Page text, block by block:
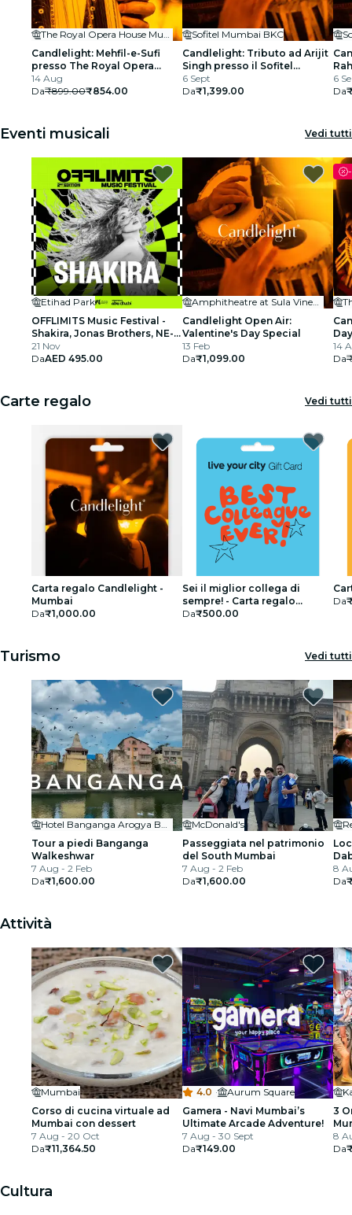
The Royal Opera House Mumbai
Candlelight: Mehfil-e-Sufi
presso The Royal Opera
House
14 Aug
Da₹899.00₹854.00
Sofitel Mumbai BKC
Candlelight: Tributo ad Arijit
Singh presso il Sofitel
Mumbai BKC
6 Sept
Da₹1,399.00
6
Da
Eventi musicali Vedi tutti
Etihad Park
OFFLIMITS Music Festival -
Shakira, Jonas Brothers, NE-
YO e altri
21 Nov
DaAED 495.00
Amphitheatre at Sula Vineyards
Candlelight Open Air:
Valentine's Day Special
13 Feb
Da₹1,099.00
-
14
Da
Carte regalo Vedi tutti
Carta regalo Candlelight -
Mumbai
Da₹1,000.00
Sei il miglior collega di
sempre! - Carta regalo
edizione speciale
Da₹500.00
Da
Turismo Vedi tutti
Hotel Banganga Arogya Bhavan
Tour a piedi Banganga
Walkeshwar
7 Aug - 2 Feb
Da₹1,600.00
McDonald's
Passeggiata nel patrimonio
del South Mumbai
7 Aug - 2 Feb
Da₹1,600.00
8
Da
Attività
Mumbai
Corso di cucina virtuale ad
Mumbai con dessert
7 Aug - 20 Oct
Da₹11,364.50
4.0 ·
Aurum Square
Gamera - Navi Mumbai’s
Ultimate Arcade Adventure!
7 Aug - 30 Sept
Da₹149.00
3
8
Da
Cultura